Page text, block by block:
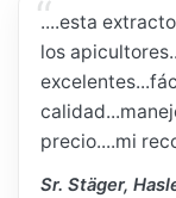
....esta
los
precio....mi
Sr. Stäger,